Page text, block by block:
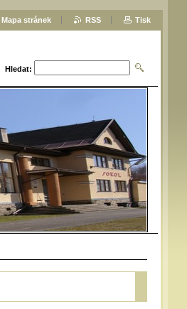
Hledat:
Mapa stránek RSS Tisk